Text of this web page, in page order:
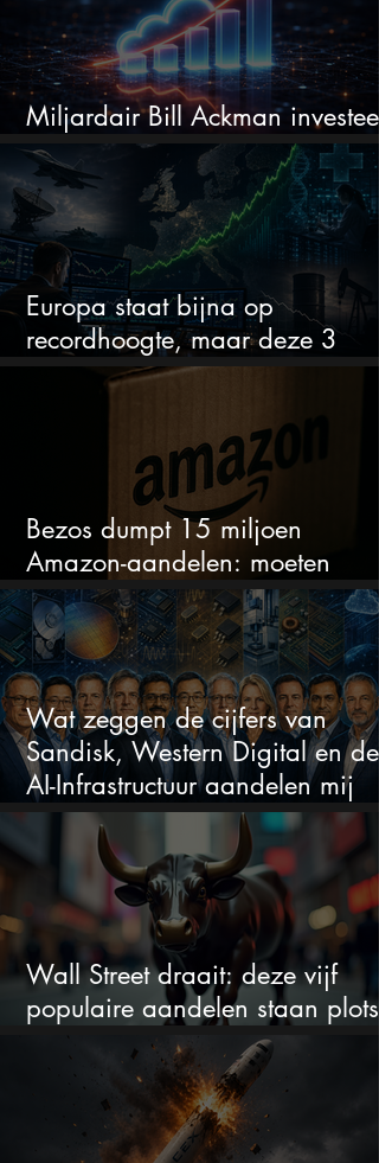
Miljardair Bill Ackman investeert
miljarden in dit techaandeel
Europa staat bijna op
recordhoogte, maar deze 3
sectoren vallen nu op
Bezos dumpt 15 miljoen
Amazon-aandelen: moeten
beleggers zich zorgen maken?
Wat zeggen de cijfers van
Sandisk, Western Digital en de
AI-Infrastructuur aandelen mij
werkelijk
Wall Street draait: deze vijf
populaire aandelen staan plots
onder spanning